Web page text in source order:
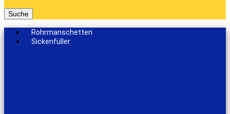
Suche
Rohrmanschetten
Sickenfüller